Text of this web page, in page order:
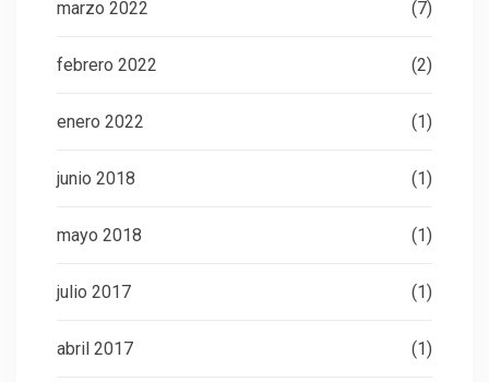
marzo 2022 (7)
febrero 2022 (2)
enero 2022 (1)
junio 2018 (1)
mayo 2018 (1)
julio 2017 (1)
abril 2017 (1)